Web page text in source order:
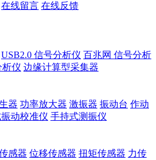
在线留言 在线反馈
USB2.0 信号分析仪 百兆网 信号分析
析仪 边缘计算型采集器
器 功率放大器 激振器 振动台 作动
动校准仪 手持式测振仪
感器 位移传感器 扭矩传感器 力传